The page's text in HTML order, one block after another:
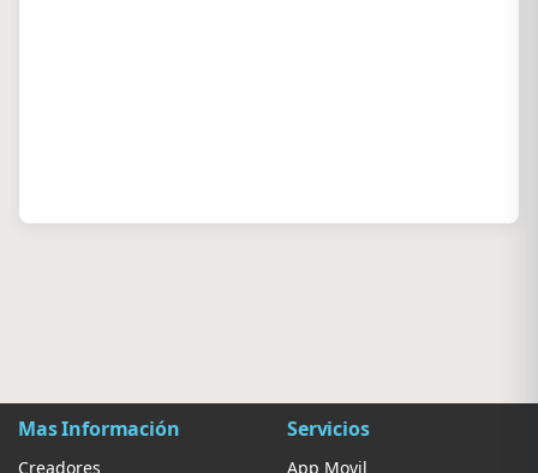
Mas Información
Creadores
Servicios
App Movil